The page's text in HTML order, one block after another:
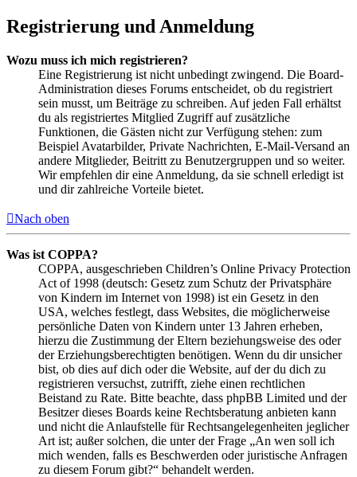
Registrierung und Anmeldung
Wozu muss ich mich registrieren?
Eine Registrierung ist nicht unbedingt zwingend. Die Board-
Administration dieses Forums entscheidet, ob du registriert
sein musst, um Beiträge zu schreiben. Auf jeden Fall erhältst
du als registriertes Mitglied Zugriff auf zusätzliche
Funktionen, die Gästen nicht zur Verfügung stehen: zum
Beispiel Avatarbilder, Private Nachrichten, E-Mail-Versand an
andere Mitglieder, Beitritt zu Benutzergruppen und so weiter.
Wir empfehlen dir eine Anmeldung, da sie schnell erledigt ist
und dir zahlreiche Vorteile bietet.
Nach oben
Was ist COPPA?
COPPA, ausgeschrieben Children’s Online Privacy Protection
Act of 1998 (deutsch: Gesetz zum Schutz der Privatsphäre
von Kindern im Internet von 1998) ist ein Gesetz in den
USA, welches festlegt, dass Websites, die möglicherweise
persönliche Daten von Kindern unter 13 Jahren erheben,
hierzu die Zustimmung der Eltern beziehungsweise des oder
der Erziehungsberechtigten benötigen. Wenn du dir unsicher
bist, ob dies auf dich oder die Website, auf der du dich zu
registrieren versuchst, zutrifft, ziehe einen rechtlichen
Beistand zu Rate. Bitte beachte, dass phpBB Limited und der
Besitzer dieses Boards keine Rechtsberatung anbieten kann
und nicht die Anlaufstelle für Rechtsangelegenheiten jeglicher
Art ist; außer solchen, die unter der Frage „An wen soll ich
mich wenden, falls es Beschwerden oder juristische Anfragen
zu diesem Forum gibt?“ behandelt werden.